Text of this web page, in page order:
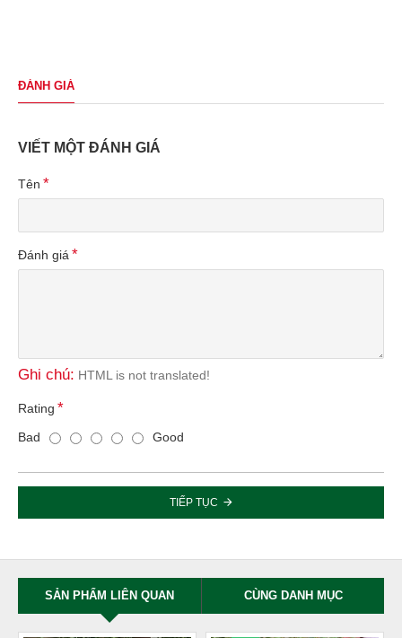
ĐÁNH GIÁ
VIẾT MỘT ĐÁNH GIÁ
Tên
Đánh giá
Ghi chú: HTML is not translated!
Rating
Bad
Good
TIẾP TỤC
SẢN PHẨM LIÊN QUAN CÙNG DANH MỤC